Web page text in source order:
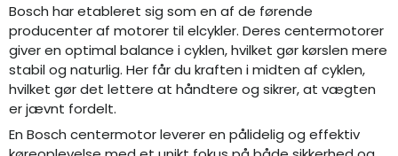
Bosch har etableret sig som en af de førende
producenter af motorer til elcykler. Deres centermotorer
giver en optimal balance i cyklen, hvilket gør kørslen mere
stabil og naturlig. Her får du kraften i midten af cyklen,
hvilket gør det lettere at håndtere og sikrer, at vægten
er jævnt fordelt.
En Bosch centermotor leverer en pålidelig og effektiv